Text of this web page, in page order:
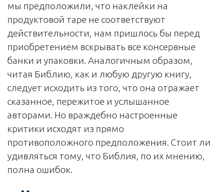
мы предположили, что наклейки на
продуктовой таре не соответствуют
действительности, нам пришлось бы перед
приобретением вскрывать все консервные
банки и упаковки. Аналогичным образом,
читая Библию, как и любую другую книгу,
следует исходить из того, что она отражает
сказанное, пережитое и услышанное
авторами. Но враждебно настроенные
критики исходят из прямо
противоположного предположения. Стоит ли
удивляться тому, что Библия, по их мнению,
полна ошибок.